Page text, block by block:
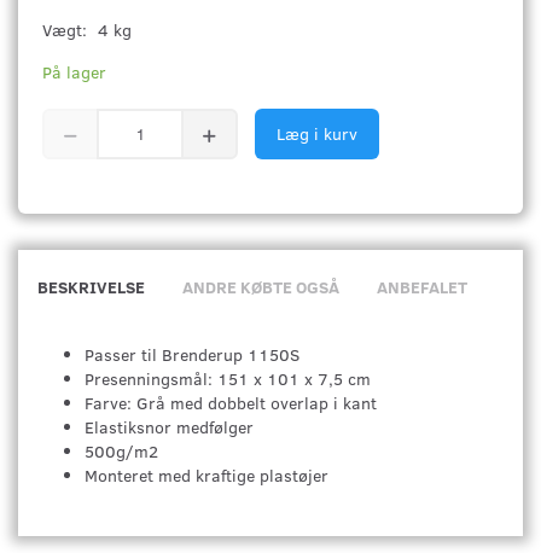
Vægt: 4 kg
På lager
Læg i kurv
BESKRIVELSE ANDRE KØBTE OGSÅ ANBEFALET
Passer til Brenderup 1150S
Presenningsmål: 151 x 101 x 7,5 cm
Farve: Grå med dobbelt overlap i kant
Elastiksnor medfølger
500g/m2
Monteret med kraftige plastøjer